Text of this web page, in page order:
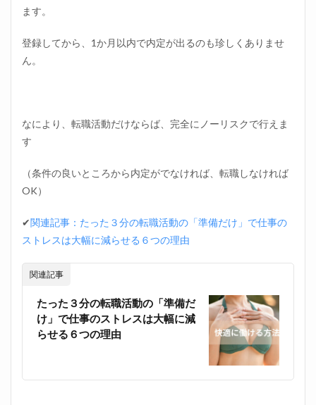
ます。
登録してから、1か月以内で内定が出るのも珍しくありませ
ん。
なにより、転職活動だけならば、完全にノーリスクで行えま
す
（条件の良いところから内定がでなければ、転職しなければ
OK）
✔関連記事：たった３分の転職活動の「準備だけ」で仕事の
ストレスは大幅に減らせる６つの理由
関連記事
たった３分の転職活動の「準備だ
け」で仕事のストレスは大幅に減
らせる６つの理由